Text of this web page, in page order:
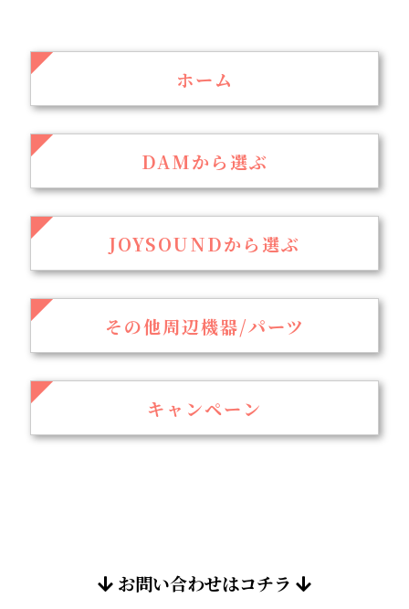
ホーム
DAMから選ぶ
JOYSOUNDから選ぶ
その他周辺機器/パーツ
キャンペーン
お問い合わせはコチラ